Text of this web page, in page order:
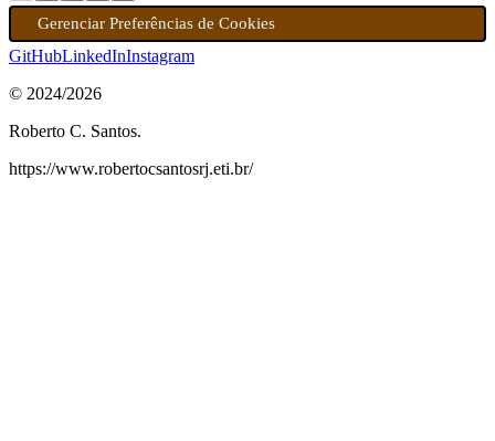
Gerenciar Preferências de Cookies
GitHubLinkedInInstagram
© 2024/2026
Roberto C. Santos.
https://www.robertocsantosrj.eti.br/